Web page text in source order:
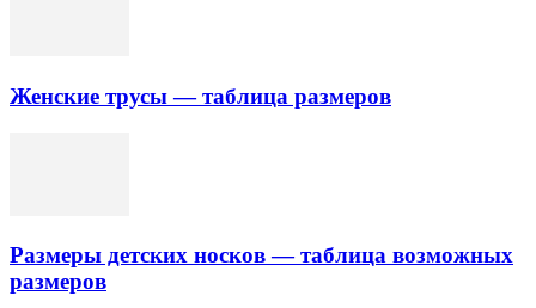
Женские трусы — таблица размеров
Размеры детских носков — таблица возможных
размеров